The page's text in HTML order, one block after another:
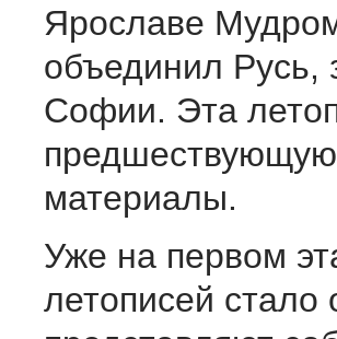
Ярославе
объединил Русь,
Софии. Эта
предшествующую
материалы.
Уже на первом
летописей